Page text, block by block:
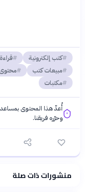
كتب إلكترونية قراءة
مبيعات كتب
مكتبات
أُعدّ هذا المحتوى
وحرّره فريقنا.
فلسفتنا المعرفية· سياسة
منشورات ذات صلة